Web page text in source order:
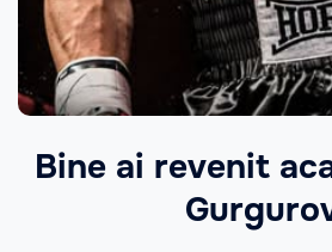
Bine ai revenit